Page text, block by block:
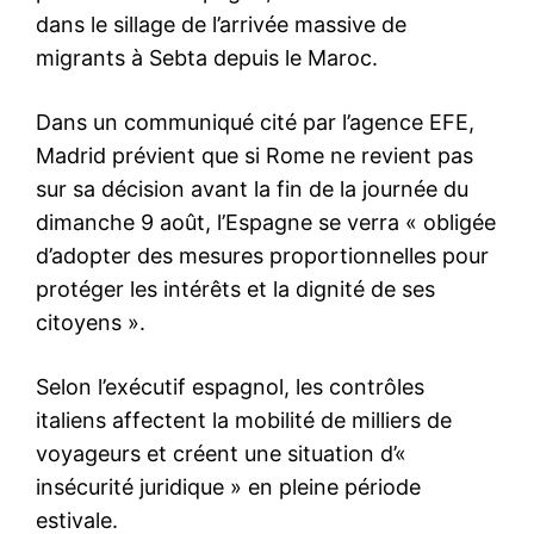
Mon compte
Washington va retirer près de
30 July 2020
In "USA"
6 March 2025
In "Monde"
Poutine qui a fait basculer la
crise en Ukraine
Le Président russe Vladimir
Poutine s’est adressé ce lundi